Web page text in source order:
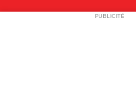
NEWSLETTER
PUBLICITÉ